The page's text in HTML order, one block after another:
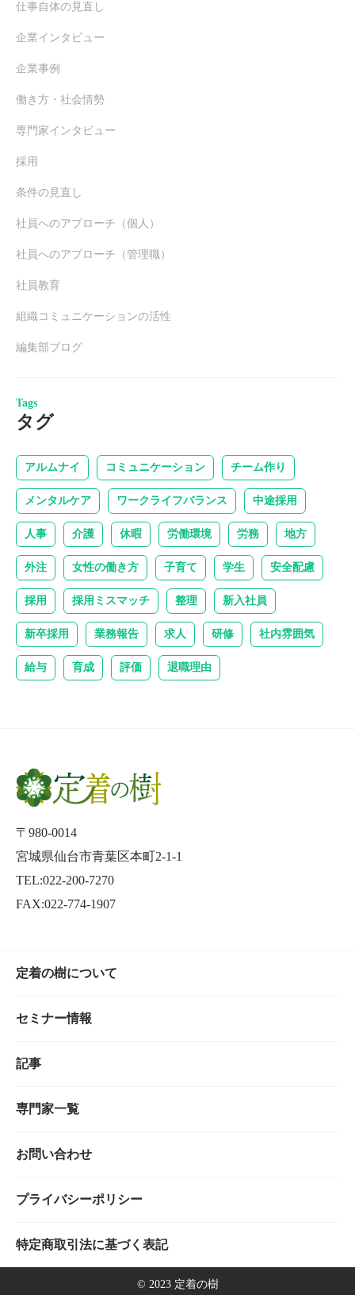
仕事自体の見直し
企業インタビュー
企業事例
働き方・社会情勢
専門家インタビュー
採用
条件の見直し
社員へのアプローチ（個人）
社員へのアプローチ（管理職）
社員教育
組織コミュニケーションの活性
編集部ブログ
Tags
タグ
アルムナイ コミュニケーション チーム作り
メンタルケア ワークライフバランス 中途採用
人事 介護 休暇 労働環境 労務 地方
外注 女性の働き方 子育て 学生 安全配慮
採用 採用ミスマッチ 整理 新入社員
新卒採用 業務報告 求人 研修 社内雰囲気
給与 育成 評価 退職理由
〒980-0014
宮城県仙台市青葉区本町2-1-1
TEL:022-200-7270
FAX:022-774-1907
定着の樹について
セミナー情報
記事
専門家一覧
お問い合わせ
プライバシーポリシー
特定商取引法に基づく表記
©︎ 2023 定着の樹